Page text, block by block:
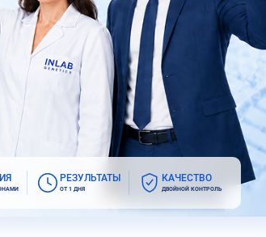
РЕЗУЛЬТАТЫ
ОТ 1 ДНЯ
КАЧЕСТВО
ДВОЙНОЙ КОНТРОЛЬ